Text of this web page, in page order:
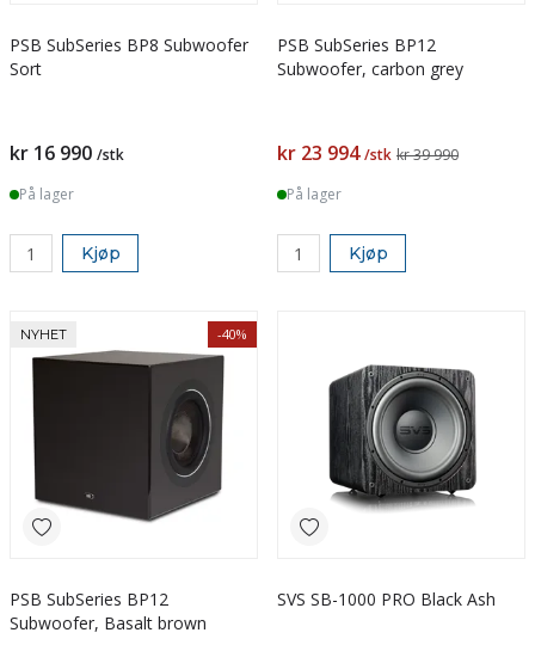
PSB SubSeries BP8 Subwoofer
Sort
kr 16 990 /stk
På lager
Kjøp
PSB SubSeries BP12
Subwoofer, carbon grey
kr 23 994 /stk kr 39 990
På lager
Kjøp
NYHET -40%
PSB SubSeries BP12
Subwoofer, Basalt brown
SVS SB-1000 PRO Black Ash